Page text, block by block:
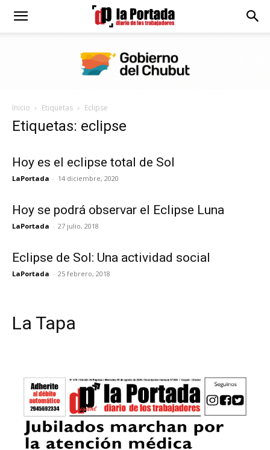
Diario
Portada
Inicio Etiquetas Eclipse
Etiquetas: eclipse
Hoy es el eclipse total de Sol
LaPortada - 14 diciembre, 2020
Hoy se podrá observar el Eclipse Luna
LaPortada - 27 julio, 2018
Eclipse de Sol: Una actividad social
LaPortada - 25 febrero, 2018
La Tapa